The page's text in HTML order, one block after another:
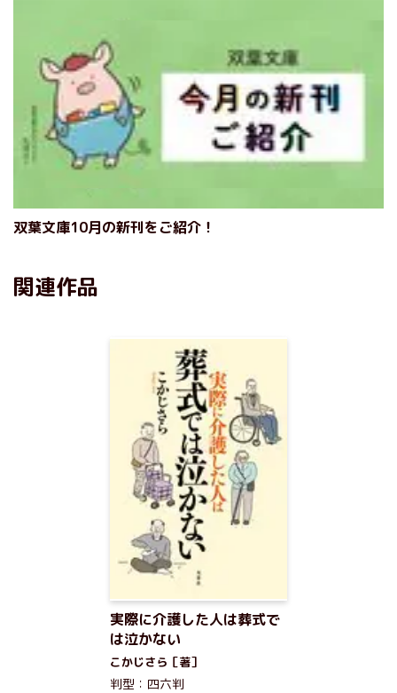
双葉文庫10月の新刊をご紹介！
関連作品
実際に介護した人は葬式で
は泣かない
こかじさら［著］
判型：四六判